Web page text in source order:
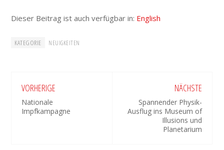
Dieser Beitrag ist auch verfügbar in: English
KATEGORIE NEUIGKEITEN
VORHERIGE
Nationale
Impfkampagne
NÄCHSTE
Spannender Physik-
Ausflug ins Museum of
Illusions und
Planetarium